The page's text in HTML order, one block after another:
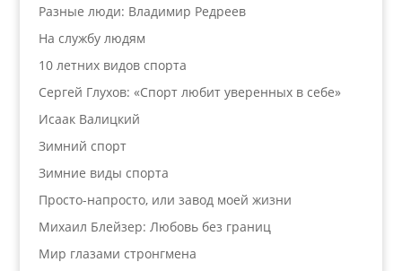
Разные люди: Владимир Редреев
На службу людям
10 летних видов спорта
Сергей Глухов: «Спорт любит уверенных в себе»
Исаак Валицкий
Зимний спорт
Зимние виды спорта
Просто-напросто, или завод моей жизни
Михаил Блейзер: Любовь без границ
Мир глазами стронгмена